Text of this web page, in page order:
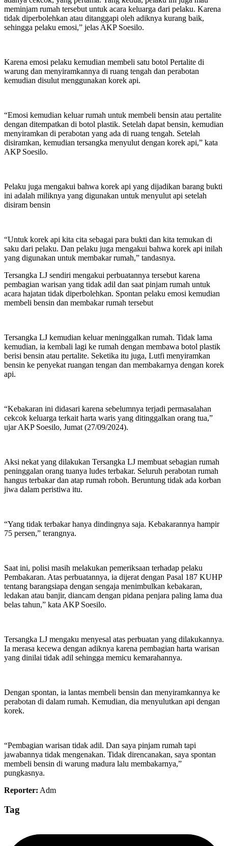
meminjam rumah tersebut untuk acara keluarga dari pelaku. Karena
tidak diperbolehkan atau ditanggapi oleh adiknya kurang baik,
sehingga pelaku emosi,” jelas AKP Soesilo.
Karena emosi pelaku kemudian membeli satu botol Pertalite di
warung dan menyiramkannya di ruang tengah dan perabotan
kemudian disulut menggunakan korek api.
“Emosi kemudian keluar rumah untuk membeli bensin atau pertalite
dengan ditempatkan di botol plastik. Setelah dapat bensin, kemudian
menyiramkan di perabotan yang ada di ruang tengah. Setelah
disiramkan, kemudian tersangka menyulut dengan korek api,” kata
AKP Soesilo.
Pelaku juga mengakui bahwa korek api yang dijadikan barang bukti
ini adalah miliknya yang digunakan untuk menyulut api setelah
disiram bensin
“Untuk korek api kita cita sebagai para bukti dan kita temukan di
saku dari pelaku. Dan pelaku juga mengakui bahwa korek api inilah
yang digunakan untuk membakar rumah,” tandasnya.
Tersangka LJ sendiri mengakui perbuatannya tersebut karena
pembagian warisan yang tidak adil dan saat pinjam rumah untuk
acara hajatan tidak diperbolehkan. Spontan pelaku emosi kemudian
membeli bensin dan membakar rumah tersebut
Tersangka LJ kemudian keluar meninggalkan rumah. Tidak lama
kemudian, ia kembali lagi ke rumah dengan membawa botol plastik
berisi bensin atau pertalite. Seketika itu juga, Lutfi menyiramkan
bensin ke penyekat ruangan tengan dan membakarnya dengan korek
api.
“Kebakaran ini didasari karena sebelumnya terjadi permasalahan
cekcok keluarga terkait harta waris yang ditinggalkan orang tua,”
ujar AKP Soesilo, Jumat (27/09/2024).
Aksi nekat yang dilakukan Tersangka LJ membuat sebagian rumah
peninggalan orang tuanya ludes terbakar. Seluruh perabotan rumah
hangus terbakar dan atap rumah roboh. Beruntung tidak ada korban
jiwa dalam peristiwa itu.
“Yang tidak terbakar hanya dindingnya saja. Kebakarannya hampir
75 persen,” terangnya.
Saat ini, polisi masih melakukan pemeriksaan terhadap pelaku
Pembakaran. Atas perbuatannya, ia dijerat dengan Pasal 187 KUHP
tentang barangsiapa dengan sengaja menimbulkan kebakaran,
ledakan atau banjir, diancam dengan pidana penjara paling lama dua
belas tahun,” kata AKP Soesilo.
Tersangka LJ mengaku menyesal atas perbuatan yang dilakukannya.
Ia merasa kecewa dengan adiknya karena pembagian harta warisan
yang dinilai tidak adil sehingga memicu kemarahannya.
Dengan spontan, ia lantas membeli bensin dan menyiramkannya ke
perabotan di dalam rumah. Kemudian, dia menyulutkan api dengan
korek.
“Pembagian warisan tidak adil. Dan saya pinjam rumah tapi
jawabannya tidak mengenakan. Tidak direncanakan, saya spontan
membeli bensin di warung madura lalu membakarnya,”
pungkasnya.
Reporter: Adm
Tag